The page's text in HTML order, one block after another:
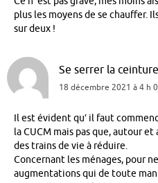
plus les moyens de se chauffer.
sur deux !
Se serrer la ceinture
18 décembre 2021 à 4 h
Il est évident qu’ il faut
la CUCM mais pas que, autour et
des trains de vie à réduire.
Concernant les ménages, pour
augmentations qui de toute